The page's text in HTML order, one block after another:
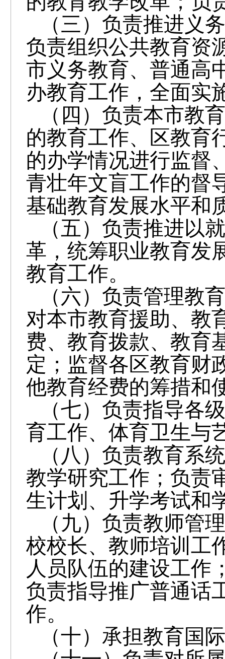
（三）负责推进义
负责组织公共教育资
市义务教育、普通高
办教育工作，全面实
（四）负责本市教
的教育工作、区教育
的办学情况进行监督
青壮年文盲工作的督
基础教育发展水平和
（五）负责推进以
革，统筹职业教育发
教育工作。
（六）负责管理教
对本市教育援助、教
费、教育拨款、教育
定；监督各区教育财
他教育经费的筹措和
（七）负责指导各
育工作、体育卫生与
（八）负责教育系
教学研究工作；负责
生计划、升学考试和
（九）负责教师管
校校长、教师培训工
人员队伍的建设工作
负责指导推广普通话
作。
（十）承担教育国